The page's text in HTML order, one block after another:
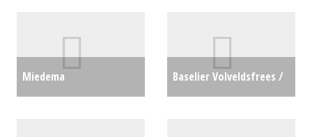
Miedema
Baselier Volveldsfrees /